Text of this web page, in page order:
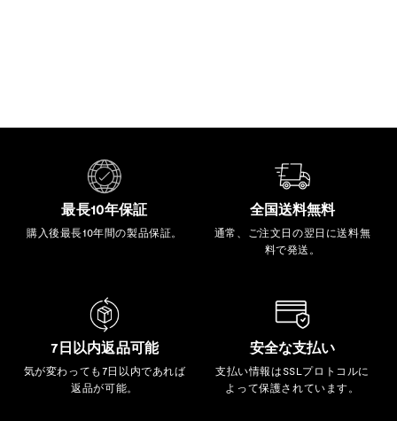
最長10年保証
購入後最長10年間の製品保証。
全国送料無料
通常、ご注文日の翌日に送料無
料で発送。
7日以内返品可能
気が変わっても7日以内であれば
返品が可能。
安全な支払い
支払い情報はSSLプロトコルに
よって保護されています。